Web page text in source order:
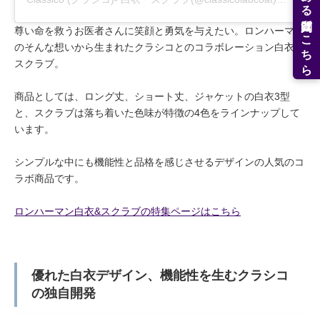
尊い命を救うお医者さんに笑顔と勇気を与えたい。ロンハーマン
のそんな想いから生まれたクラシコとのコラボレーション白衣&
スクラブ。
商品としては、ロング丈、ショート丈、ジャケットの白衣3型
と、スクラブは落ち着いた色味が特徴の4色をラインナップして
います。
シンプルな中にも機能性と品格を感じさせるデザインの人気のコ
ラボ商品です。
ロンハーマン白衣&スクラブの特集ページはこちら
優れた白衣デザイン、機能性を生むクラシコ
の独自開発